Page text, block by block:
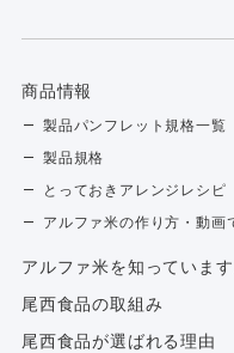
商品情報
製品パンフレット規格一覧
製品規格
とっておきアレンジレシピ
アルファ米の作り方・動画
アルファ⽶を知っています
尾西食品の取組み
尾西食品が選ばれる理由